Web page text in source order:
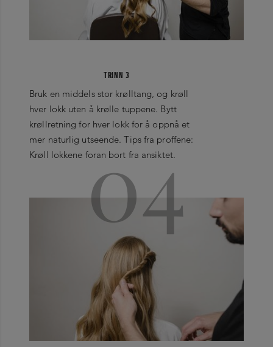
TRINN 3
Bruk en middels stor krølltang, og krøll
hver lokk uten å krølle tuppene. Bytt
krøllretning for hver lokk for å oppnå et
mer naturlig utseende. Tips fra proffene:
Krøll lokkene foran bort fra ansiktet.
04